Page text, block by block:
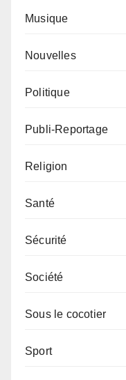
Musique
Nouvelles
Politique
Publi-Reportage
Religion
Santé
Sécurité
Société
Sous le cocotier
Sport